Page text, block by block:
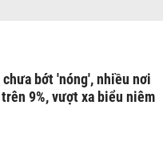
bớt 'nóng', nhiều nơi
9%, vượt xa biểu niêm